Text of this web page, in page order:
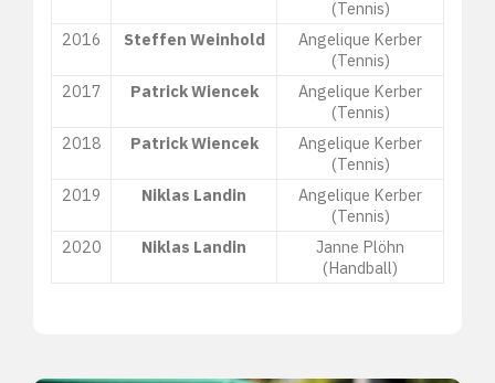
(Tennis)
2016
Steffen Weinhold
Angelique Kerber
(Tennis)
2017
Patrick Wiencek
Angelique Kerber
(Tennis)
2018
Patrick Wiencek
Angelique Kerber
(Tennis)
2019
Niklas Landin
Angelique Kerber
(Tennis)
2020
Niklas Landin
Janne Plöhn
(Handball)